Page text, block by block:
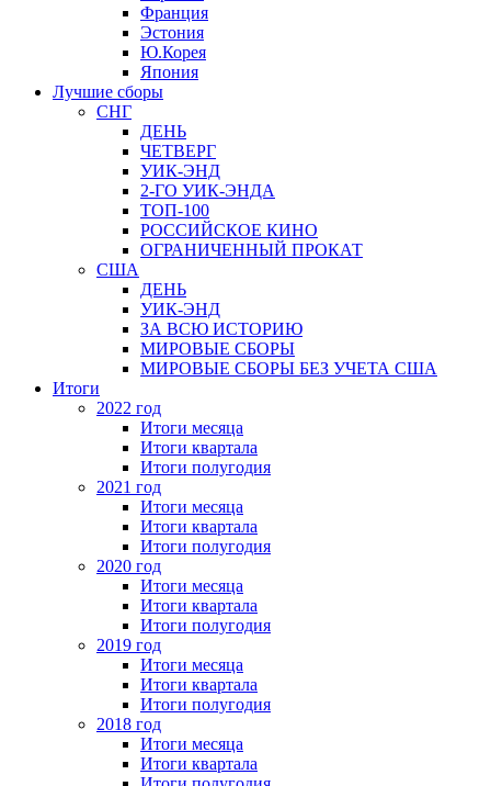
Франция
Эстония
Ю.Корея
Япония
Лучшие сборы
СНГ
ДЕНЬ
ЧЕТВЕРГ
УИК-ЭНД
2-ГО УИК-ЭНДА
ТОП-100
РОССИЙСКОЕ КИНО
ОГРАНИЧЕННЫЙ ПРОКАТ
США
ДЕНЬ
УИК-ЭНД
ЗА ВСЮ ИСТОРИЮ
МИРОВЫЕ СБОРЫ
МИРОВЫЕ СБОРЫ БЕЗ УЧЕТА США
Итоги
2022 год
Итоги месяца
Итоги квартала
Итоги полугодия
2021 год
Итоги месяца
Итоги квартала
Итоги полугодия
2020 год
Итоги месяца
Итоги квартала
Итоги полугодия
2019 год
Итоги месяца
Итоги квартала
Итоги полугодия
2018 год
Итоги месяца
Итоги квартала